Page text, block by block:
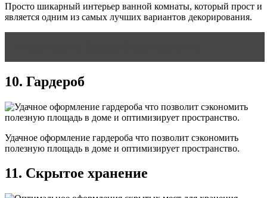
Просто шикарный интерьер ванной комнаты, который прост и
является одним из самых лучших вариантов декорирования.
10. Гардероб
Удачное оформление гардероба что позволит сэкономить
полезную площадь в доме и оптимизирует пространство.
11. Скрытое хранение